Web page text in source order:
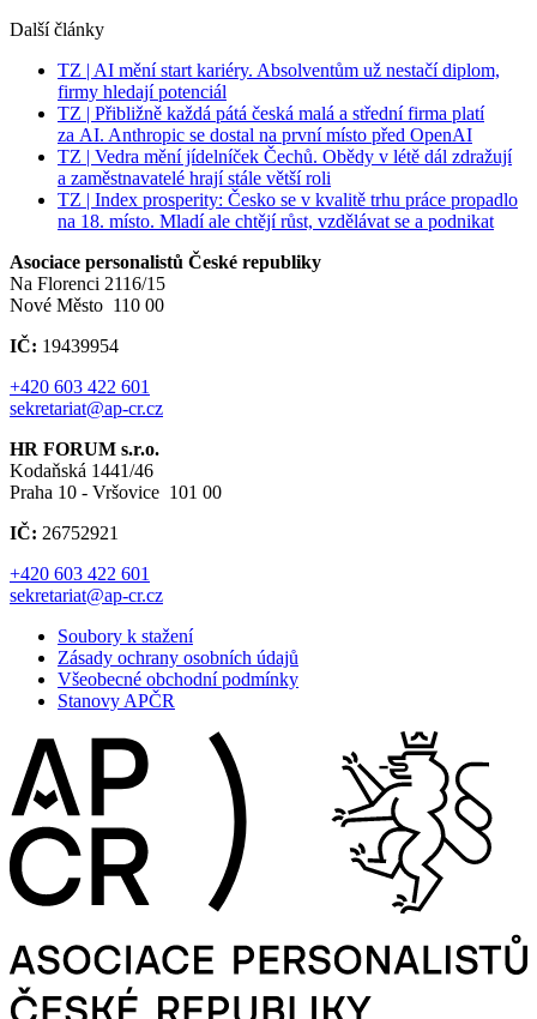
Další články
TZ | AI mění start kariéry. Absolventům už nestačí diplom,
firmy hledají potenciál
TZ | Přibližně každá pátá česká malá a střední firma platí
za AI. Anthropic se dostal na první místo před OpenAI
TZ | Vedra mění jídelníček Čechů. Obědy v létě dál zdražují
a zaměstnavatelé hrají stále větší roli
TZ | Index prosperity: Česko se v kvalitě trhu práce propadlo
na 18. místo. Mladí ale chtějí růst, vzdělávat se a podnikat
Asociace personalistů České republiky
Na Florenci 2116/15
Nové Město 110 00
IČ: 19439954
+420 603 422 601
sekretariat@ap-cr.cz
HR FORUM s.r.o.
Kodaňská 1441/46
Praha 10 - Vršovice 101 00
IČ: 26752921
+420 603 422 601
sekretariat@ap-cr.cz
Soubory k stažení
Zásady ochrany osobních údajů
Všeobecné obchodní podmínky
Stanovy APČR